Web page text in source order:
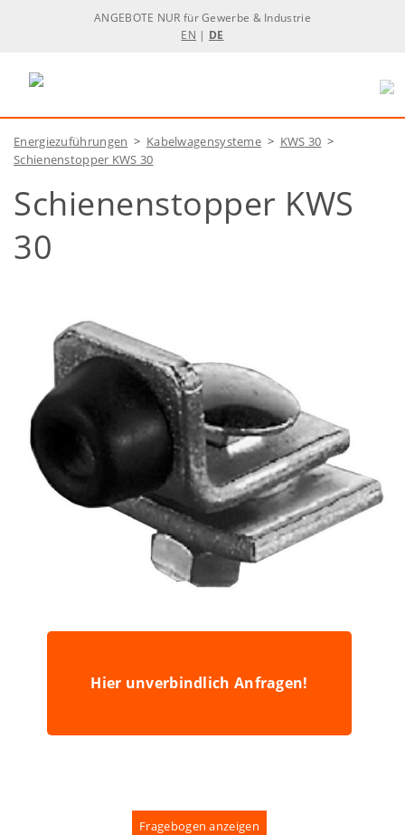
ANGEBOTE NUR für Gewerbe & Industrie
EN | DE
Energiezuführungen > Kabelwagensysteme > KWS 30 >
Schienenstopper KWS 30
Schienenstopper KWS
30
Hier unverbindlich Anfragen!
Fragebogen anzeigen